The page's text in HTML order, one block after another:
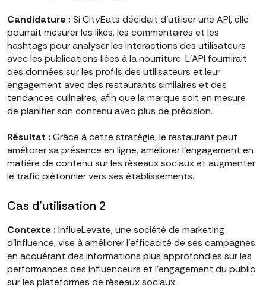
Candidature : Si CityEats décidait d'utiliser une API, elle
pourrait mesurer les likes, les commentaires et les
hashtags pour analyser les interactions des utilisateurs
avec les publications liées à la nourriture. L'API fournirait
des données sur les profils des utilisateurs et leur
engagement avec des restaurants similaires et des
tendances culinaires, afin que la marque soit en mesure
de planifier son contenu avec plus de précision.
Résultat : Grâce à cette stratégie, le restaurant peut
améliorer sa présence en ligne, améliorer l'engagement en
matière de contenu sur les réseaux sociaux et augmenter
le trafic piétonnier vers ses établissements.
Cas d'utilisation 2
Contexte : InflueLevate, une société de marketing
d'influence, vise à améliorer l'efficacité de ses campagnes
en acquérant des informations plus approfondies sur les
performances des influenceurs et l'engagement du public
sur les plateformes de réseaux sociaux.